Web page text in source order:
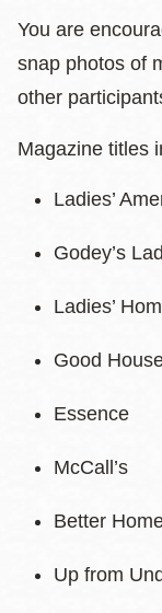
You are
snap photos of
other
Magazine titles
Ladies’
Godey’s
Ladies’
Good
Essence
McCall’s
Better
Up from